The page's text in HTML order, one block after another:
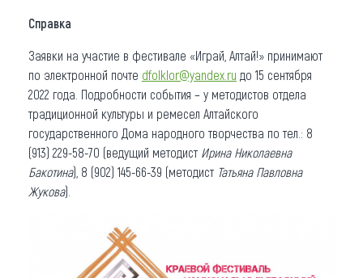
Справка
Заявки на участие в фестивале «Играй, Алтай!» принимают
по электронной почте dfolklor@yandex.ru до 15 сентября
2022 года. Подробности события – у методистов отдела
традиционной культуры и ремесел Алтайского
государственного Дома народного творчества по тел.: 8
(913) 229-58-70 (ведущий методист Ирина Николаевна
Бакотина), 8 (902) 145-66-39 (методист Татьяна Павловна
Жукова).